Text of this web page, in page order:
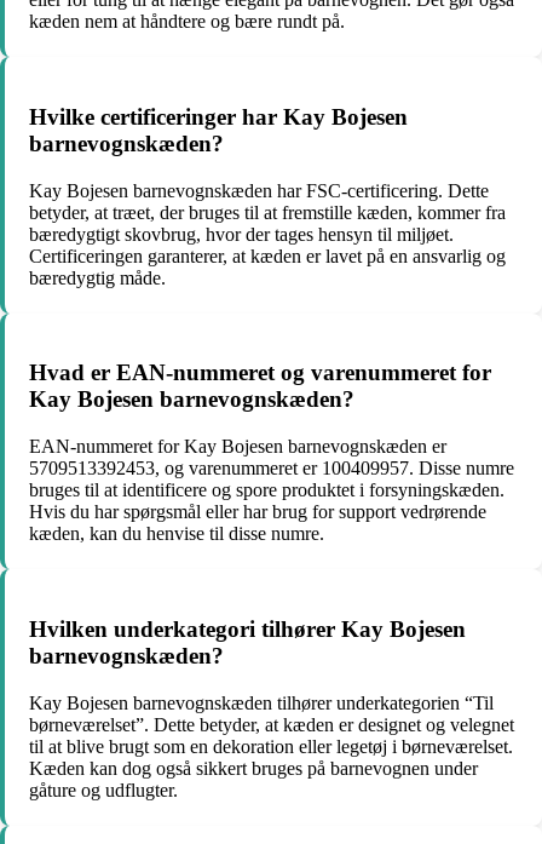
kæden nem at håndtere og bære rundt på.
Hvilke certificeringer har Kay Bojesen
barnevognskæden?
Kay Bojesen barnevognskæden har FSC-certificering. Dette
betyder, at træet, der bruges til at fremstille kæden, kommer fra
bæredygtigt skovbrug, hvor der tages hensyn til miljøet.
Certificeringen garanterer, at kæden er lavet på en ansvarlig og
bæredygtig måde.
Hvad er EAN-nummeret og varenummeret for
Kay Bojesen barnevognskæden?
EAN-nummeret for Kay Bojesen barnevognskæden er
5709513392453, og varenummeret er 100409957. Disse numre
bruges til at identificere og spore produktet i forsyningskæden.
Hvis du har spørgsmål eller har brug for support vedrørende
kæden, kan du henvise til disse numre.
Hvilken underkategori tilhører Kay Bojesen
barnevognskæden?
Kay Bojesen barnevognskæden tilhører underkategorien “Til
børneværelset”. Dette betyder, at kæden er designet og velegnet
til at blive brugt som en dekoration eller legetøj i børneværelset.
Kæden kan dog også sikkert bruges på barnevognen under
gåture og udflugter.